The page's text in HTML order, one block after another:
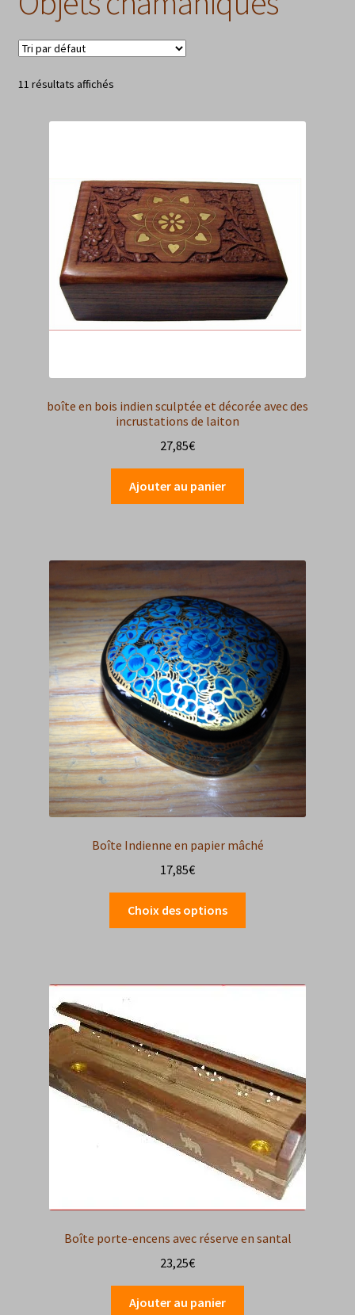
11 résultats affichés
boîte en bois indien sculptée et décorée avec des
incrustations de laiton
27,85€
Ajouter au panier
Boîte Indienne en papier mâché
17,85€
Choix des options
être
choisies
sur
la
page
du
produit
Boîte porte-encens avec réserve en santal
23,25€
Ajouter au panier